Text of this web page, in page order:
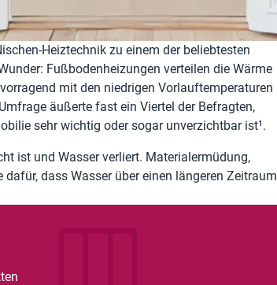
Heiztechnik zu einem der beliebtesten
Fußbodenheizungen verteilen die Wärme
mit den niedrigen Vorlauftemperaturen
äußerte fast ein Viertel der Befragten,
sehr wichtig oder sogar unverzichtbar ist¹.
ist und Wasser verliert. Materialermüdung,
dass Wasser über einen längeren Zeitraum